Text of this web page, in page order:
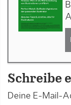
Schreibe
Deine E-Mail-